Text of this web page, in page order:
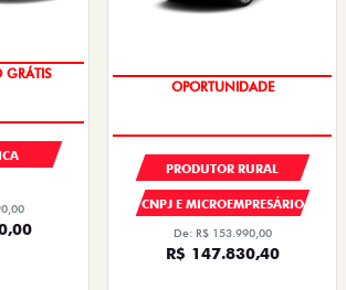
PREÇOS REDUZIDOS
PRODUTOR RURAL
CNPJ E MICROEMPRESÁRIO
De: R$ 153.990,00
R$ 147.830,40